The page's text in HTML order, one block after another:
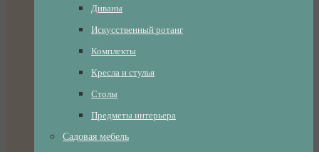
Диваны
Искусственный ротанг
Комплекты
Кресла и стулья
Столы
Предметы интерьера
Садовая мебель